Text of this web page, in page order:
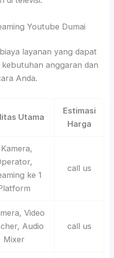
Youtube Dumai
layanan yang dapat
anggaran dan
Anda.
Utama
Estimasi
Harga
Kamera,
ke 1
call us
Video
Audio
Mixer
call us